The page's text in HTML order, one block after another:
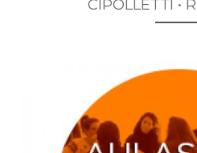
CIPOLLETTI •